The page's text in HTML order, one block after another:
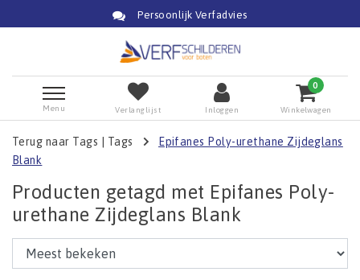
Persoonlijk Verfadvies
Menu Verlanglijst Inloggen
0
Winkelwagen
Terug naar Tags Tags
Epifanes Poly-urethane Zijdeglans
Blank
Producten getagd met Epifanes Poly-
urethane Zijdeglans Blank